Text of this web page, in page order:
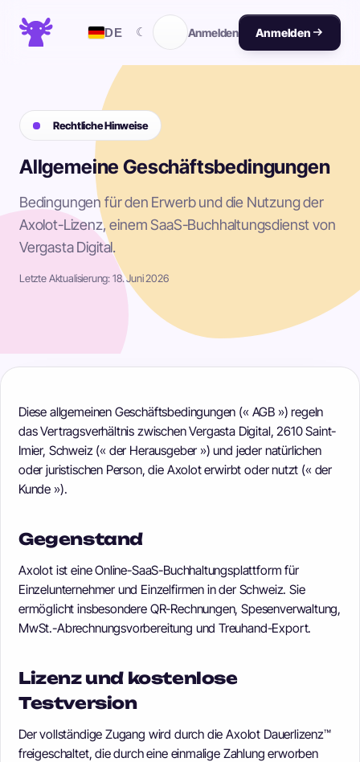
DE ☾ Anmelden Anmelden
Rechtliche Hinweise
Allgemeine Geschäftsbedingungen
Bedingungen für den Erwerb und die Nutzung der
Axolot-Lizenz, einem SaaS-Buchhaltungsdienst von
Vergasta Digital.
Letzte Aktualisierung: 18. Juni 2026
Diese allgemeinen Geschäftsbedingungen (« AGB ») regeln
das Vertragsverhältnis zwischen Vergasta Digital, 2610 Saint-
Imier, Schweiz (« der Herausgeber ») und jeder natürlichen
oder juristischen Person, die Axolot erwirbt oder nutzt (« der
Kunde »).
Gegenstand
Axolot ist eine Online-SaaS-Buchhaltungsplattform für
Einzelunternehmer und Einzelfirmen in der Schweiz. Sie
ermöglicht insbesondere QR-Rechnungen, Spesenverwaltung,
MwSt.-Abrechnungsvorbereitung und Treuhand-Export.
Lizenz und kostenlose
Testversion
Der vollständige Zugang wird durch die Axolot Dauerlizenz™
freigeschaltet, die durch eine einmalige Zahlung erworben